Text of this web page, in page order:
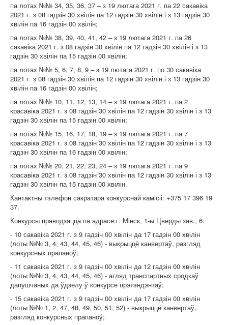
па лотах №№ 34, 35, 36, 37 – з 19 лютага 2021 г. па 22 сакавіка
2021 г. з 08 гадзін 30 хвілін па 12 гадзін 30 хвілін і з 13 гадзін 30
хвілін па 16 гадзін 00 хвілін;
па лотах №№ 38, 39, 40, 41, 42 – з 19 лютага 2021 г. па 26
сакавіка 2021 г. з 08 гадзін 30 хвілін па 12 гадзін 30 хвілін і з 13
гадзін 30 хвілін па 15 гадзін 00 хвілін;
па лотах №№ 5, 6, 7, 8, 9 – з 19 лютага 2021 г. по 30 сакавіка
2021 г. з 08 гадзін 30 хвілін па 12 гадзін 30 хвілін і з 13 гадзін 30
хвілін па 16 гадзін 00 хвілін;
па лотах №№ 10, 11, 12, 13, 14 – з 19 лютага 2021 г. па 2
красавіка 2021 г. з 08 гадзін 30 хвілін па 12 гадзін 30 хвілін і з 13
гадзін 30 хвілін па 15 гадзін 00 хвілін;
па лотах №№ 15, 16, 17, 18, 19 – з 19 лютага 2021 г. па 7
красавіка 2021 г. з 08 гадзін 30 хвілін па 12 гадзін 30 хвілін і з 13
гадзін 30 хвілін па 16 гадзін 00 хвілін;
па лотах №№ 20, 21, 22, 23, 24 – з 19 лютага 2021 г. па 9
красавіка 2021 г. з 08 гадзін 30 хвілін па 12 гадзін 30 хвілін і з 13
гадзін 30 хвілін па 15 гадзін 00 хвілін.
Кантактны тэлефон сакратара конкурснай камісіі: +375 17 396 19
37.
Конкурсы праводзяцца па адрасе:г. Мінск, 1-ы Цвёрды зав., 6:
- 10 сакавіка 2021 г. з 9 гадзін 00 хвілін да 17 гадзін 00 хвілін
(лоты №№ 3, 4, 43, 44, 45, 46) - выкрыццё канвертаў, разгляд
конкурсных прапаноў;
- 11 сакавіка 2021 г. з 9 гадзін 00 хвілін да 12 гадзін 00 хвілін
(лоты №№ 3, 4, 43, 44, 45, 46) - агляд транспартных сродкаў
дапушчаных да ўдзелу ў конкурсе прэтэндэнтаў;
- 15 сакавіка 2021 г. з 9 гадзін 00 хвілін да 17 гадзін 00 хвілін
(лоты №№ 1, 2, 47, 48, 49, 50, 51, 52) - выкрыццё канвертаў,
разгляд конкурсных прапаноў;